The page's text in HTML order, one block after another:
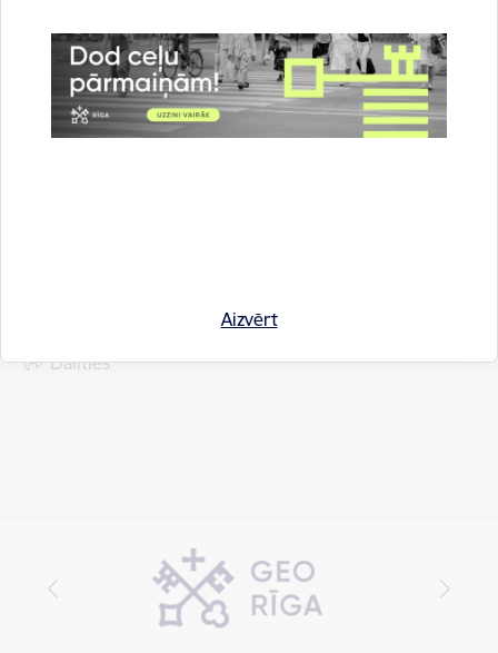
Aizvērt
Saistītas tēmas
Aktualitātes: Informācija medijiem Rīgas domē
Dalīties